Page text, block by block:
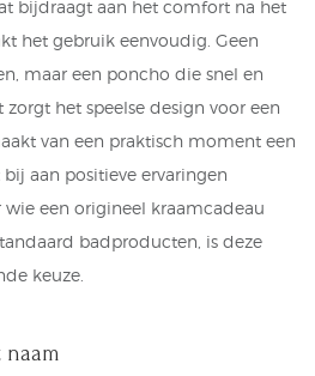
bijdraagt aan het comfort na het
het gebruik eenvoudig. Geen
maar een poncho die snel en
het speelse design voor een
van een praktisch moment een
aan positieve ervaringen
een origineel kraamcadeau
badproducten, is deze
keuze.